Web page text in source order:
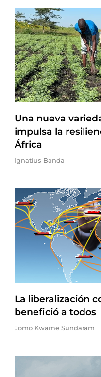
Una nueva
impulsa la
África
Ignatius Banda
La liberalización
benefició a todos
Jomo Kwame Sundaram